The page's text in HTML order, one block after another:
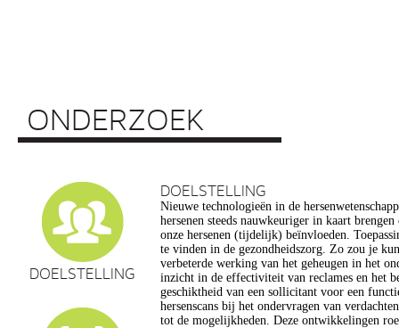
ONDERZOEK
DOELSTELLING
DOELSTELLING
Nieuwe technologieën in de
hersenen steeds nauwkeuriger in kaart
onze hersenen (tijdelijk) beïnvloeden.
te vinden in de gezondheidszorg. Zo zou je
verbeterde werking van het geheugen in het
inzicht in de effectiviteit van reclames en het
geschiktheid van een sollicitant voor een
hersenscans bij het ondervragen van
tot de mogelijkheden. Deze ontwikkelingen
vragen op, onder meer op het gebied van de
privacy, gelijkheid, stigmatisering),
en veranderingen in ons normen en waarden
commerciële toepassing van een aantal van
een extra reden voor zorg. Het doel van dit
maatschappelijk verantwoorde ontwikkeling van
de hersenwetenschappen te realiseren,